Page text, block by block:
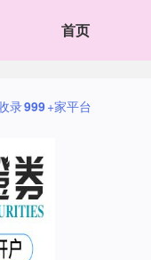
首页
录999+家平台